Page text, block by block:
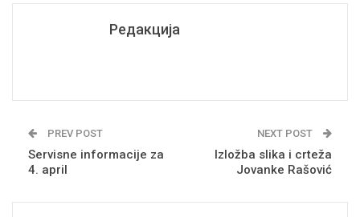
Редакција
PREV POST
Servisne informacije za
4. april
NEXT POST
Izložba slika i crteža
Jovanke Rašović